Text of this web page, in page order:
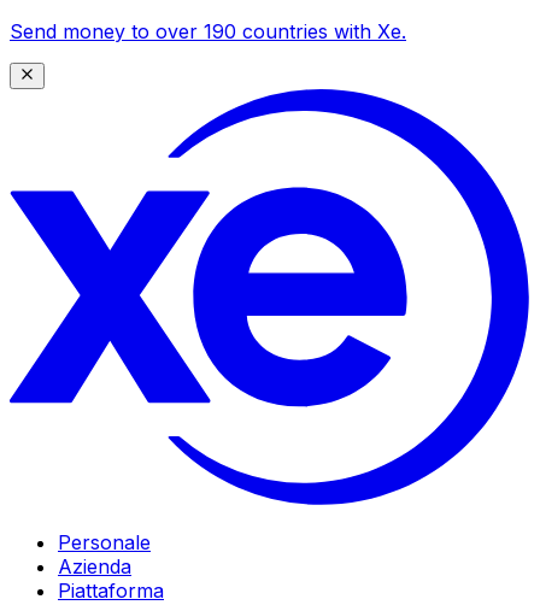
Send money to over 190 countries with Xe.
Personale
Azienda
Piattaforma